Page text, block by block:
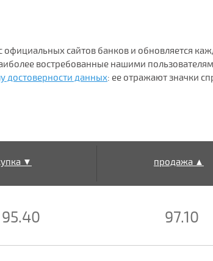
официальных сайтов банков и обновляется
востребованные нашими
достоверности данных: ее отражают значки
▼ продажа ▲
95.40 97.10